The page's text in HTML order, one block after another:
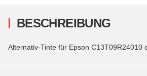
BESCHREIBUNG
Alternativ-Tinte für Epson C13T09R24010